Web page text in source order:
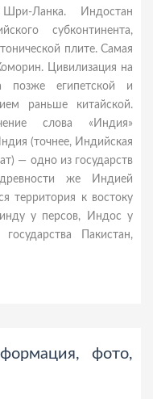
Ланка. Индостан
субконтинента,
плите. Самая
Цивилизация на
позже египетской и
раньше китайской.
слова «Индия»
(точнее, Индийская
— одно из государств
же Индией
территория к востоку
у персов, Индос у
Пакистан,
фото,